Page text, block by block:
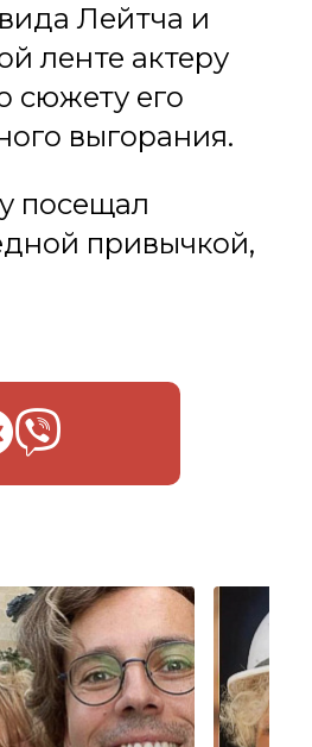
Лейтча и
ленте актеру
сюжету его
выгорания.
посещал
привычкой,